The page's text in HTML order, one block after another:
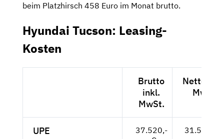
beim Platzhirsch 458 Euro im Monat brutto.
Hyundai Tucson: Leasing-
Kosten
Brutto
inkl.
MwSt.
Netto
MwSt.
UPE
37.520,-
31.529,--